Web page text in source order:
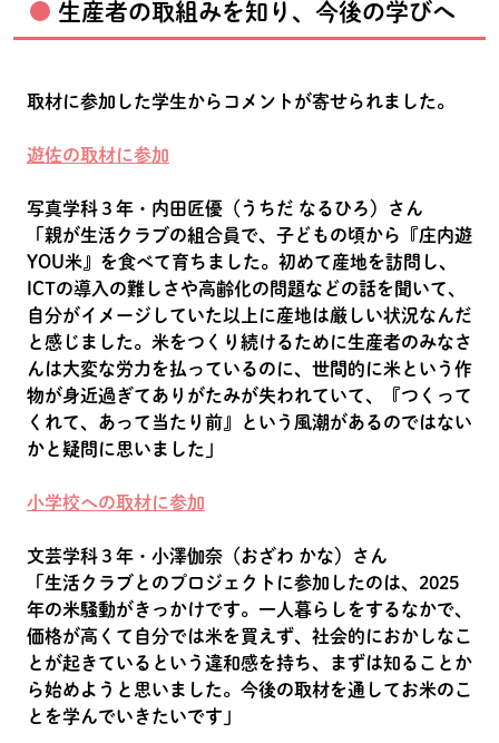
生産者の取組みを知り、今後の学びへ
取材に参加した学生からコメントが寄せられました。
遊佐の取材に参加
写真学科３年・内田匠優（うちだ なるひろ）さん
「親が生活クラブの組合員で、子どもの頃から『庄内遊
YOU米』を食べて育ちました。初めて産地を訪問し、
ICTの導入の難しさや高齢化の問題などの話を聞いて、
自分がイメージしていた以上に産地は厳しい状況なんだ
と感じました。米をつくり続けるために生産者のみなさ
んは大変な労力を払っているのに、世間的に米という作
物が身近過ぎてありがたみが失われていて、『つくって
くれて、あって当たり前』という風潮があるのではない
かと疑問に思いました」
小学校への取材に参加
文芸学科３年・小澤伽奈（おざわ かな）さん
「生活クラブとのプロジェクトに参加したのは、2025
年の米騒動がきっかけです。一人暮らしをするなかで、
価格が高くて自分では米を買えず、社会的におかしなこ
とが起きているという違和感を持ち、まずは知ることか
ら始めようと思いました。今後の取材を通してお米のこ
とを学んでいきたいです」